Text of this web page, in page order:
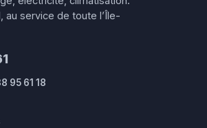
au service de toute l’Île-
95 61 18